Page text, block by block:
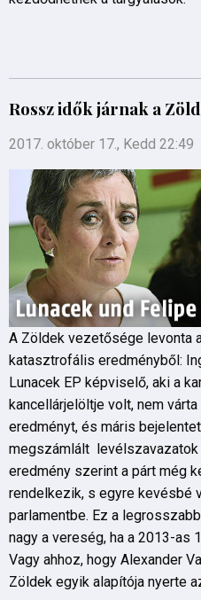
Rossz idők járnak a
2017. október 17., Kedd 22:49
A Zöldek vezetősége levonta
katasztrofális eredményből:
Lunacek EP képviselő, aki a
kancellárjelöltje volt, nem
eredményt, és máris
megszámlált levélszavazatok
eredmény szerint a párt még
rendelkezik, s egyre kevésbé
parlamentbe. Ez a
nagy a vereség, ha a 2013-as
Vagy ahhoz, hogy Alexander
Zöldek egyik alapítója nyerte